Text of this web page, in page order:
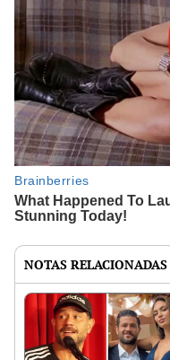
NOTAS RELACIONADAS